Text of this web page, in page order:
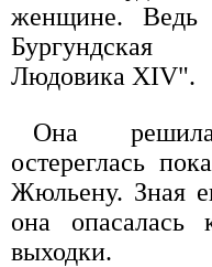
женщине. Ведь
Бургундская
Людовика XIV".
Она
остереглась
Жюльену. Зная
она опасалась
выходки.